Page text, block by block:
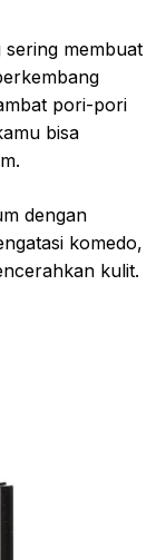
membuat
pori-pori
bisa
dengan
komedo,
kulit.